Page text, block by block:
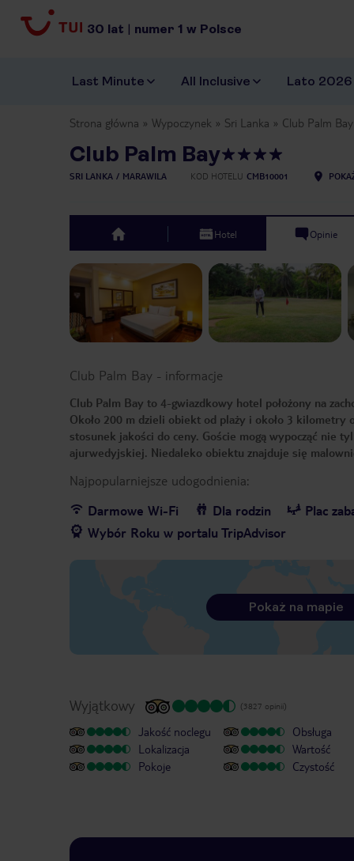
30 lat | numer 1 w Polsce
Last Minute All Inclusive Lato 2026
Strona główna Wypoczynek Sri Lanka Club Palm Bay
Club Palm Bay
SRI LANKA MARAWILA KOD HOTELU CMB10001
top Hotel Opinie
Previous slide
Club Palm Bay - informacje
Club Palm Bay to 4-gwiazdkowy hotel położony na
Około 200 m dzieli obiekt od plaży i około 3
stosunek jakości do ceny. Goście mogą wypocząć nie
ajurwedyjskiej. Niedaleko obiektu znajduje się
Najpopularniejsze udogodnienia:
Darmowe Wi-Fi
Dla rodzin Plac
Wybór Roku w portalu TripAdvisor
Pokaż na mapie
Wyjątkowy (3827 opinii)
Jakość noclegu
Lokalizacja
Pokoje
Obsługa
Wartość
Czystość